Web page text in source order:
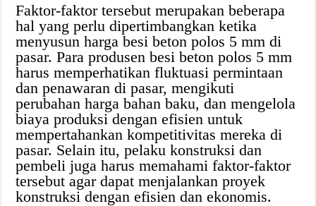
Faktor-faktor tersebut merupakan beberapa
hal yang perlu dipertimbangkan ketika
menyusun harga besi beton polos 5 mm di
pasar. Para produsen besi beton polos 5 mm
harus memperhatikan fluktuasi permintaan
dan penawaran di pasar, mengikuti
perubahan harga bahan baku, dan mengelola
biaya produksi dengan efisien untuk
mempertahankan kompetitivitas mereka di
pasar. Selain itu, pelaku konstruksi dan
pembeli juga harus memahami faktor-faktor
tersebut agar dapat menjalankan proyek
konstruksi dengan efisien dan ekonomis.